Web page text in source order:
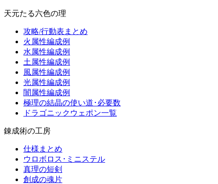
天元たる六色の理
攻略/行動表まとめ
火属性編成例
水属性編成例
土属性編成例
風属性編成例
光属性編成例
闇属性編成例
極理の結晶の使い道･必要数
ドラゴニックウェポン一覧
錬成術の工房
仕様まとめ
ウロボロス･ミニステル
真理の短剣
創成の魂片